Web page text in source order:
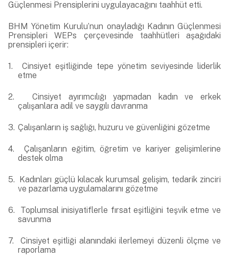
Güçlenmesi Prensiplerini uygulayacağını taahhüt etti.
BHM Yönetim Kurulu’nun onayladığı Kadının Güçlenmesi
Prensipleri WEPs çerçevesinde taahhütleri aşağıdaki
prensipleri içerir:
1.
Cinsiyet eşitliğinde tepe yönetim seviyesinde liderlik
etme
2.
Cinsiyet ayırımcılığı yapmadan kadın ve erkek
çalışanlara adil ve saygılı davranma
3. Çalışanların iş sağlığı, huzuru ve güvenliğini gözetme
4.
Çalışanların eğitim, öğretim ve kariyer gelişimlerine
destek olma
5.
Kadınları güçlü kılacak kurumsal gelişim, tedarik zinciri
ve pazarlama uygulamalarını gözetme
6.
Toplumsal inisiyatiflerle fırsat eşitliğini teşvik etme ve
savunma
7.
Cinsiyet eşitliği alanındaki ilerlemeyi düzenli ölçme ve
raporlama